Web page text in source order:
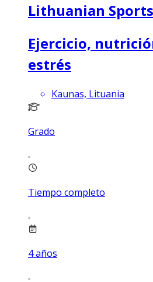
Lithuanian
Ejercicio,
estrés
Kaunas, Lituania
Grado
Tiempo completo
4años